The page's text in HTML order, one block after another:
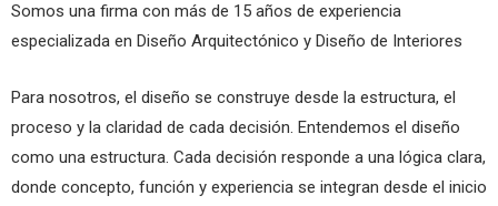
Somos una firma con más de 15 años de experiencia
especializada en Diseño Arquitectónico y Diseño de Interiores
Para nosotros, el diseño se construye desde la estructura, el
proceso y la claridad de cada decisión. Entendemos el diseño
como una estructura. Cada decisión responde a una lógica clara,
donde concepto, función y experiencia se integran desde el inicio